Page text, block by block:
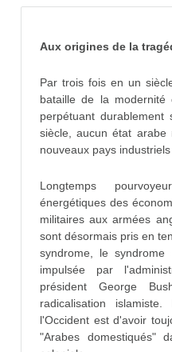
Aux origines de la
Par trois fois en un
bataille de la modernité
perpétuant
siècle, aucun état
nouveaux pays
Longtemps
énergétiques des
militaires aux armées
sont désormais pris en
syndrome, le syndrome
impulsée par
président George
radicalisation
l'Occident est d'avoir
"Arabes domestiqués"